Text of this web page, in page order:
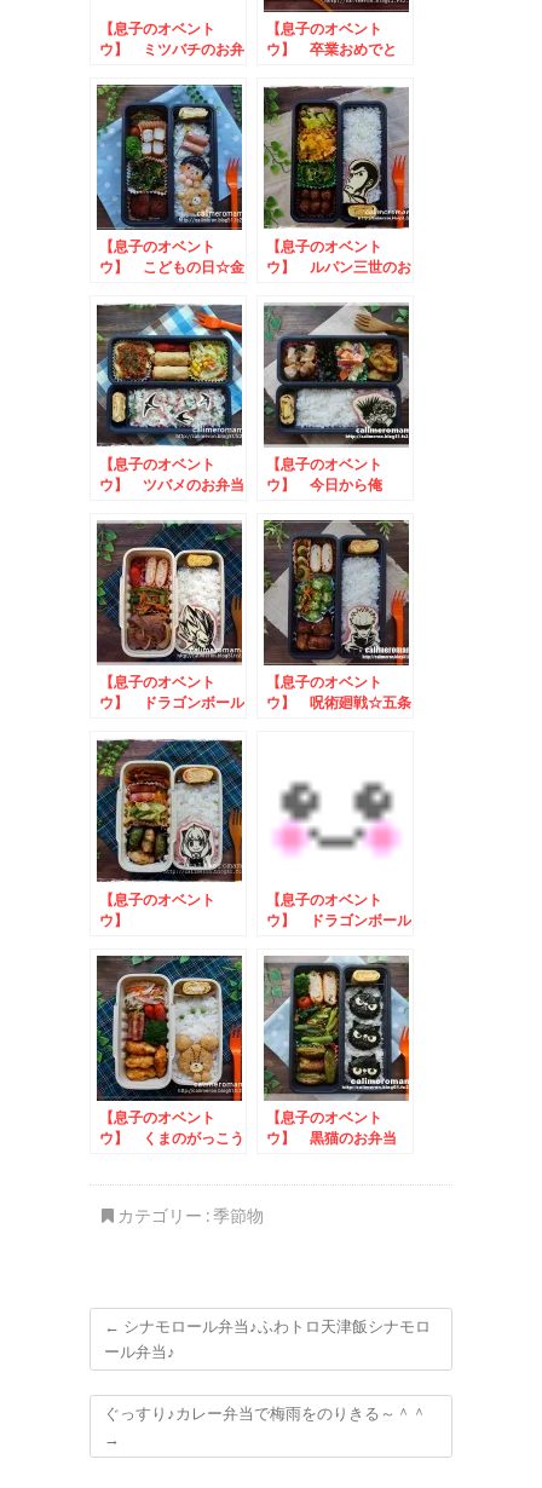
【息子のオベント
ウ】 ミツバチのお弁
【息子のオベント
ウ】 卒業おめでと
【息子のオベント
ウ】 こどもの日☆金
【息子のオベント
ウ】 ルパン三世のお
【息子のオベント
ウ】 ツバメのお弁当
【息子のオベント
ウ】 今日から俺
弁当
【息子のオベント
ウ】 ドラゴンボール
【息子のオベント
ウ】 呪術廻戦☆五条
【息子のオベント
ウ】
ニャのお弁当
【息子のオベント
ウ】 ドラゴンボール
【息子のオベント
ウ】 くまのがっこう
【息子のオベント
ウ】 黒猫のお弁当
カテゴリー :季節物
← シナモロール弁当♪ふわトロ天津飯シナモロ
ール弁当♪
ぐっすり♪カレー弁当で梅雨をのりきる～＾＾
→